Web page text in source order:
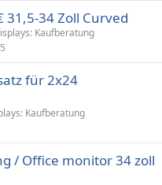
34 Zoll Curved
Kaufberatung
für 2x24
Kaufberatung
/ Office monitor 34 zoll